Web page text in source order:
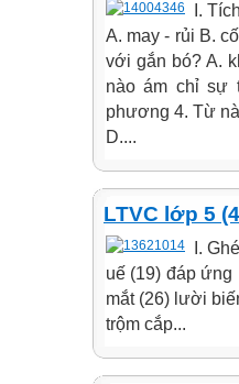
I.
A. may - rủi B.
với gắn bó? A.
nào ám chỉ sự
phương 4. Từ
D....
LTVC lớp 5
I.
uế (19) đáp ứng
mắt (26) lười
trộm cắp...